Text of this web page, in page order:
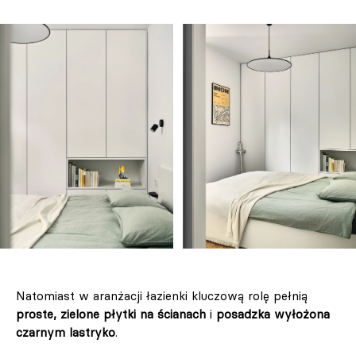
Natomiast w aranżacji łazienki kluczową rolę pełnią
proste, zielone płytki na ścianach i posadzka wyłożona
czarnym lastryko.